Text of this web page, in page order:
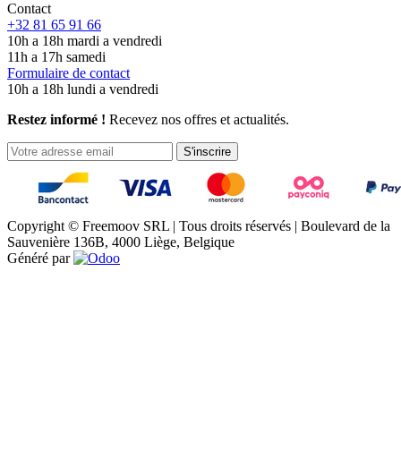
Contact
+32 81 65 91 66
10h a 18h mardi a vendredi
11h a 17h samedi
Formulaire de contact
10h a 18h lundi a vendredi
Restez informé ! Recevez nos offres et actualités.
S'inscrire
Copyright © Freemoov SRL | Tous droits réservés | Boulevard de la
Sauvenière 136B, 4000 Liège, Belgique
Généré par